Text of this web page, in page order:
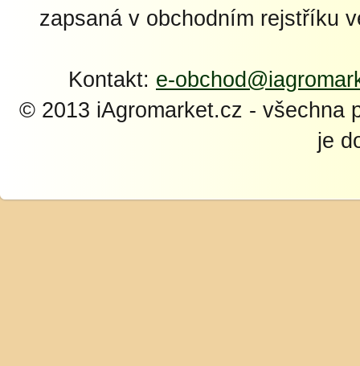
zapsaná v obchodním rejstříku
Kontakt: e-
© 2013 iAgromarket.cz - všechna
je